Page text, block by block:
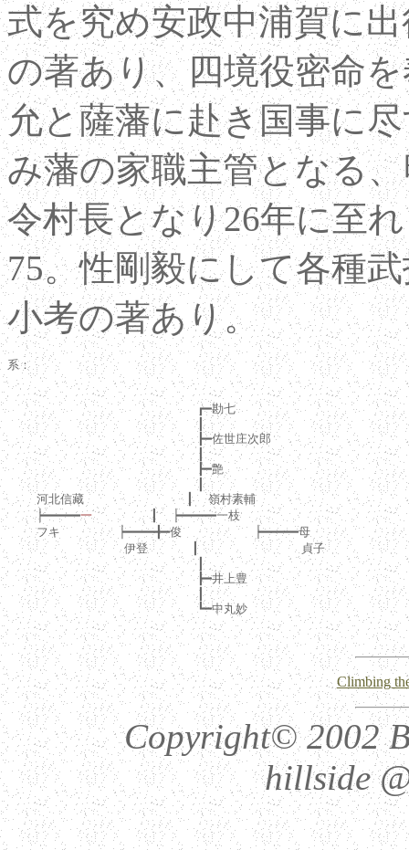
式を究め安政中浦賀に
の著あり、四境役密命
允と薩藩に赴き国事に
み藩の家職主管となる
令村長となり26年に至
75。性剛毅にして各種
小考の著あり。
系：
                          ┏━勘七
                          ┃
                          ┣━佐世庄次郎
                          ┃
                          ┣━艶
                          ┃
    河北信藏              ┃  嶺村素輔
    ┝━━━━━
一
        ┃  ┝━━━━━一枝
    フキ        ┝━━━━╋━俊          ┝━━━━━母
                伊登      ┃              貞子
                          ┃
                          ┣━井上豊
                          ┃
                          ┗━中丸妙
Climbing
Copyright© 2002
hillside